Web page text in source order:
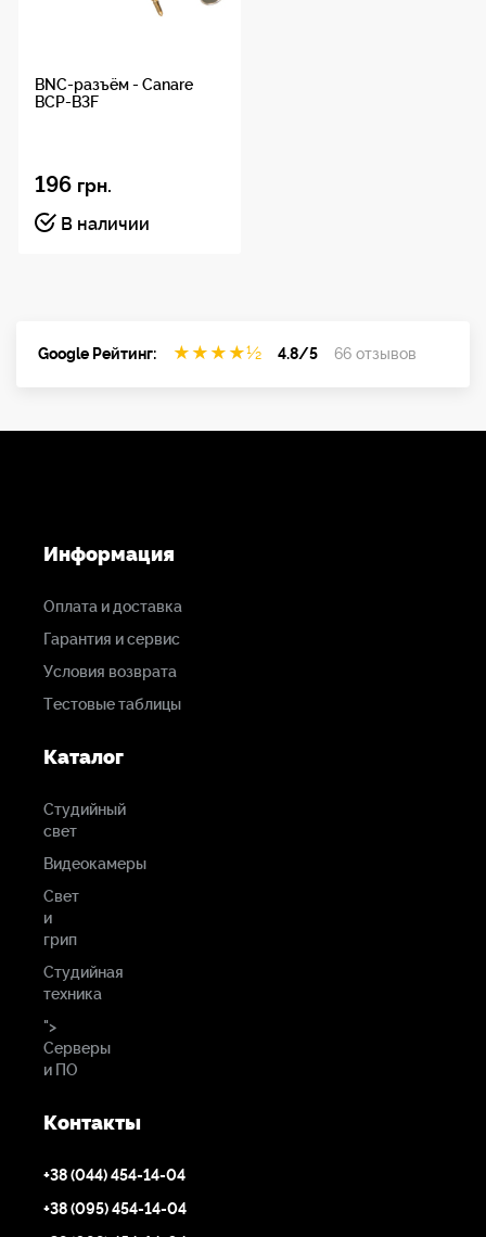
BNC-разъём - Canare
BCP-B3F
196 грн.
В наличии
Google Рейтинг: ★ ★ ★ ★½ 4.8/5 66 отзывов
Информация
Оплата и доставка
Гарантия и сервис
Условия возврата
Тестовые таблицы
Каталог
Студийный
свет
Видеокамеры
Свет
и
грип
Студийная
техника
">
Серверы
и ПО
Контакты
+38 (044) 454-14-04
+38 (095) 454-14-04